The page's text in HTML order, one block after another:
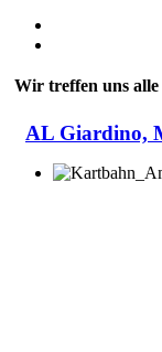
Wir treffen uns alle
AL Giardino,